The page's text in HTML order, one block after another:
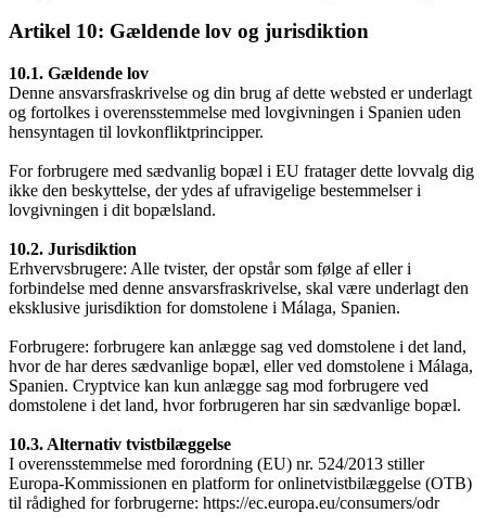
Artikel 10: Gældende lov og jurisdiktion
10.1. Gældende lov
Denne ansvarsfraskrivelse og din brug af dette websted er underlagt
og fortolkes i overensstemmelse med lovgivningen i Spanien uden
hensyntagen til lovkonfliktprincipper.
For forbrugere med sædvanlig bopæl i EU fratager dette lovvalg dig
ikke den beskyttelse, der ydes af ufravigelige bestemmelser i
lovgivningen i dit bopælsland.
10.2. Jurisdiktion
Erhvervsbrugere: Alle tvister, der opstår som følge af eller i
forbindelse med denne ansvarsfraskrivelse, skal være underlagt den
eksklusive jurisdiktion for domstolene i Málaga, Spanien.
Forbrugere: forbrugere kan anlægge sag ved domstolene i det land,
hvor de har deres sædvanlige bopæl, eller ved domstolene i Málaga,
Spanien. Cryptvice kan kun anlægge sag mod forbrugere ved
domstolene i det land, hvor forbrugeren har sin sædvanlige bopæl.
10.3. Alternativ tvistbilæggelse
I overensstemmelse med forordning (EU) nr. 524/2013 stiller
Europa-Kommissionen en platform for onlinetvistbilæggelse (OTB)
til rådighed for forbrugerne: https://ec.europa.eu/consumers/odr